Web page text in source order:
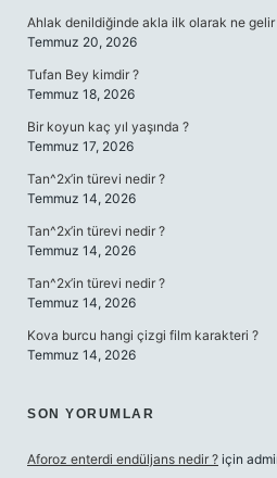
Ahlak denildiğinde akla ilk olarak ne gelir
Temmuz 20, 2026
Tufan Bey kimdir ?
Temmuz 18, 2026
Bir koyun kaç yıl yaşında ?
Temmuz 17, 2026
Tan^2x’in türevi nedir ?
Temmuz 14, 2026
Tan^2x’in türevi nedir ?
Temmuz 14, 2026
Tan^2x’in türevi nedir ?
Temmuz 14, 2026
Kova burcu hangi çizgi film karakteri ?
Temmuz 14, 2026
SON YORUMLAR
Aforoz enterdi endüljans nedir ? için